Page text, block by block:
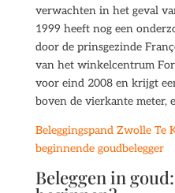
verwachten in het geval
1999 heeft nog een
door de prinsgezinde
van het winkelcentrum
voor eind 2008 en krijgt
boven de vierkante meter,
Beleggingspand Zwolle Te
beginnende goudbelegger
Beleggen in